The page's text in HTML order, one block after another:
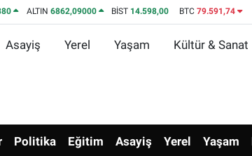
ALTIN 6862,09000 BİST 14.598,00 BTC 79.591,74
Asayiş Yerel Yaşam Kültür & Sanat
Politika Eğitim Asayiş Yerel Yaşam